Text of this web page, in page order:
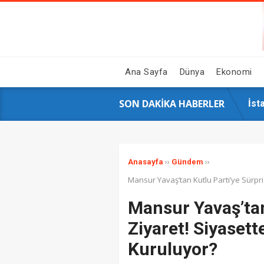
Ana Sayfa Dünya Ekonomi
SON DAKIKA HABERLER 16
AK
Anasayfa ›› Gündem ››
Mansur Yavaş’tan Kutlu Parti’ye
Mansur
Ziyaret!
Kuruluyor?